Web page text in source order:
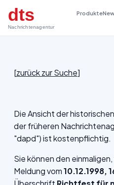
dts
Nachrichtenagentur
Produkte
[zurück zur Suche]
Die Ansicht der
der früheren
"dapd") ist kostenpflichtig.
Sie können den
Meldung vom10.12.1998,